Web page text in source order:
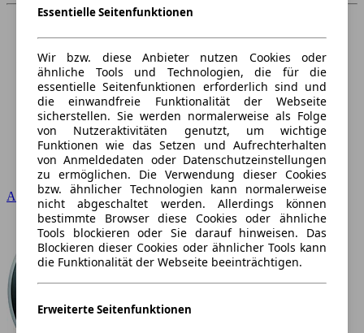
Audi
Essentielle Seitenfunktionen
Wir bzw. diese Anbieter nutzen Cookies oder
ähnliche Tools und Technologien, die für die
essentielle Seitenfunktionen erforderlich sind und
die einwandfreie Funktionalität der Webseite
sicherstellen. Sie werden normalerweise als Folge
von Nutzeraktivitäten genutzt, um wichtige
Funktionen wie das Setzen und Aufrechterhalten
von Anmeldedaten oder Datenschutzeinstellungen
zu ermöglichen. Die Verwendung dieser Cookies
bzw. ähnlicher Technologien kann normalerweise
nicht abgeschaltet werden. Allerdings können
bestimmte Browser diese Cookies oder ähnliche
Tools blockieren oder Sie darauf hinweisen. Das
Blockieren dieser Cookies oder ähnlicher Tools kann
die Funktionalität der Webseite beeinträchtigen.
Erweiterte Seitenfunktionen